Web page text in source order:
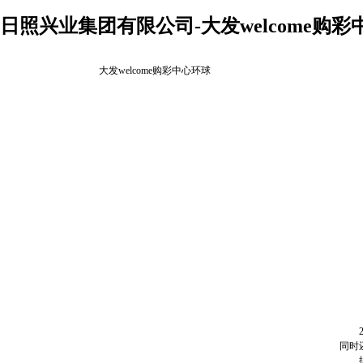
日照兴业集团有限公司-大发welcome购彩
大发welcome购彩中心环球
2月
同时
据